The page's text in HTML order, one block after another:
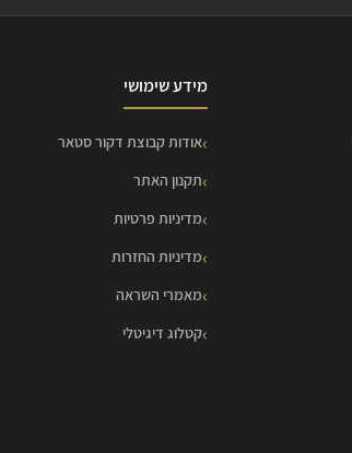
מידע שימושי
אודות קבוצת דקור סטאר
תקנון האתר
מדיניות פרטיות
מדיניות החזרות
מאמרי השראה
קטלוג דיגיטלי